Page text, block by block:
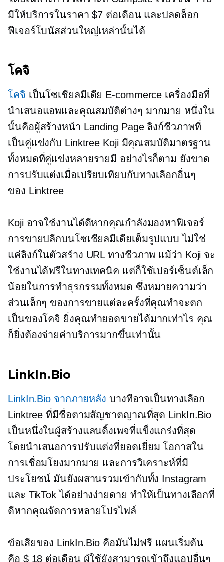
มีให้บริการในราคา $7 ต่อเดือน และปลดล็อก
ฟีเจอร์โบนัสส่วนใหญ่เหล่านั้นได้
โคจิ
โคจิ เป็นโซเชียลมีเดีย E-commerce เครื่องมือที่
นำเสนอแอพและคุณสมบัติต่างๆ มากมาย หนึ่งใน
นั้นคือผู้สร้างหน้า Landing Page ลิงก์ชีวภาพที่
เป็นคู่แข่งกับ Linktree Koji มีคุณสมบัติมาตรฐาน
ทั้งหมดที่คู่แข่งหลายรายมี อย่างไรก็ตาม ยังขาด
การปรับแต่งเมื่อเปรียบเทียบกับทางเลือกอื่นๆ
ของ Linktree
Koji อาจใช้งานได้ดีหากคุณกำลังมองหาฟีเจอร์
การขายปลีกบนโซเชียลมีเดียเต็มรูปแบบ ไม่ใช่
แค่ลิงก์ในตัวสร้าง URL ทางชีวภาพ แม้ว่า Koji จะ
ใช้งานได้ฟรีในทางเทคนิค แต่ก็ใช้เปอร์เซ็นต์เล็ก
น้อยในการทำธุรกรรมทั้งหมด ซึ่งหมายความว่า
ส่วนเล็กๆ ของการขายแต่ละครั้งที่คุณทำจะตก
เป็นของโคจิ ยิ่งคุณทำยอดขายได้มากเท่าไร คุณ
ก็ยิ่งต้องจ่ายค่าบริการมากขึ้นเท่านั้น
LinkIn.Bio
LinkIn.Bio จากภายหลัง บางทีอาจเป็นทางเลือก
Linktree ที่มีชื่อตามสัญชาตญาณที่สุด LinkIn.Bio
เป็นหนึ่งในผู้สร้างแลนดิ้งเพจที่แข็งแกร่งที่สุด
โดยนำเสนอการปรับแต่งที่ยอดเยี่ยม โอกาสใน
การเชื่อมโยงมากมาย และการวิเคราะห์ที่มี
ประโยชน์ มันยังผสานรวมเข้ากับทั้ง Instagram
และ TikTok ได้อย่างง่ายดาย ทำให้เป็นทางเลือกที่
ดีหากคุณจัดการหลายโปรไฟล์
ข้อเสียของ LinkIn.Bio คือมันไม่ฟรี แผนเริ่มต้น
คือ $ 18 ต่อเดือน ผู้ใช้ยังสามารถเข้าถึงแอปอื่นๆ